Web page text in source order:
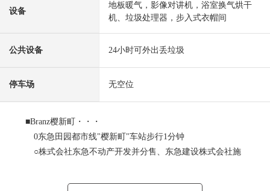
设备
地板暖气，影像对讲机，浴室换气烘干
机、垃圾处理器，步入式衣帽间
公共设备 24小时可外出丢垃圾
停车场 无空位
■Branz樱新町・・・
0东急田园都市线"樱新町"车站步行1分钟
○株式会社东急不动产开发并分售、东急建设株式会社施
○2020年9月築